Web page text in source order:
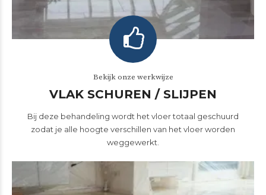
Bekijk onze werkwijze
VLAK SCHUREN / SLIJPEN
Bij deze behandeling wordt het vloer totaal geschuurd
zodat je alle hoogte verschillen van het vloer worden
weggewerkt.